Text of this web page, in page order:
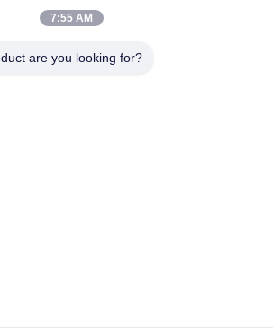
7:55 AM
are you looking for?